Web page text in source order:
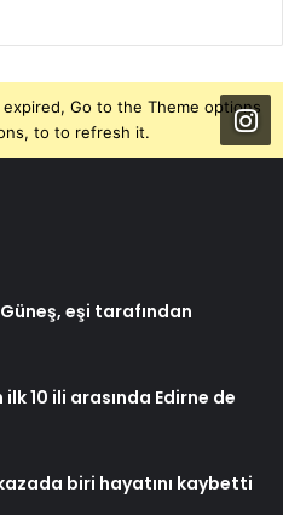
Go to the Theme options
to to refresh it.
eşi tarafından
10 ili arasında Edirne de
biri hayatını kaybetti